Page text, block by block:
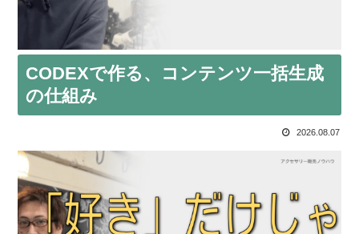
CODEXで作る、コンテンツ一括生成
の仕組み
2026.08.07